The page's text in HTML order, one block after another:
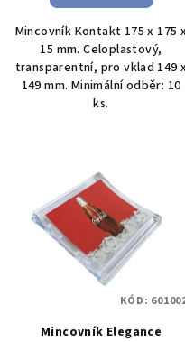
Mincovník Kontakt 175 x 175 x
15 mm. Celoplastový,
transparentní, pro vklad 149 x
149 mm. Minimální odběr: 10
ks.
Mincovník Elegance
KÓD: